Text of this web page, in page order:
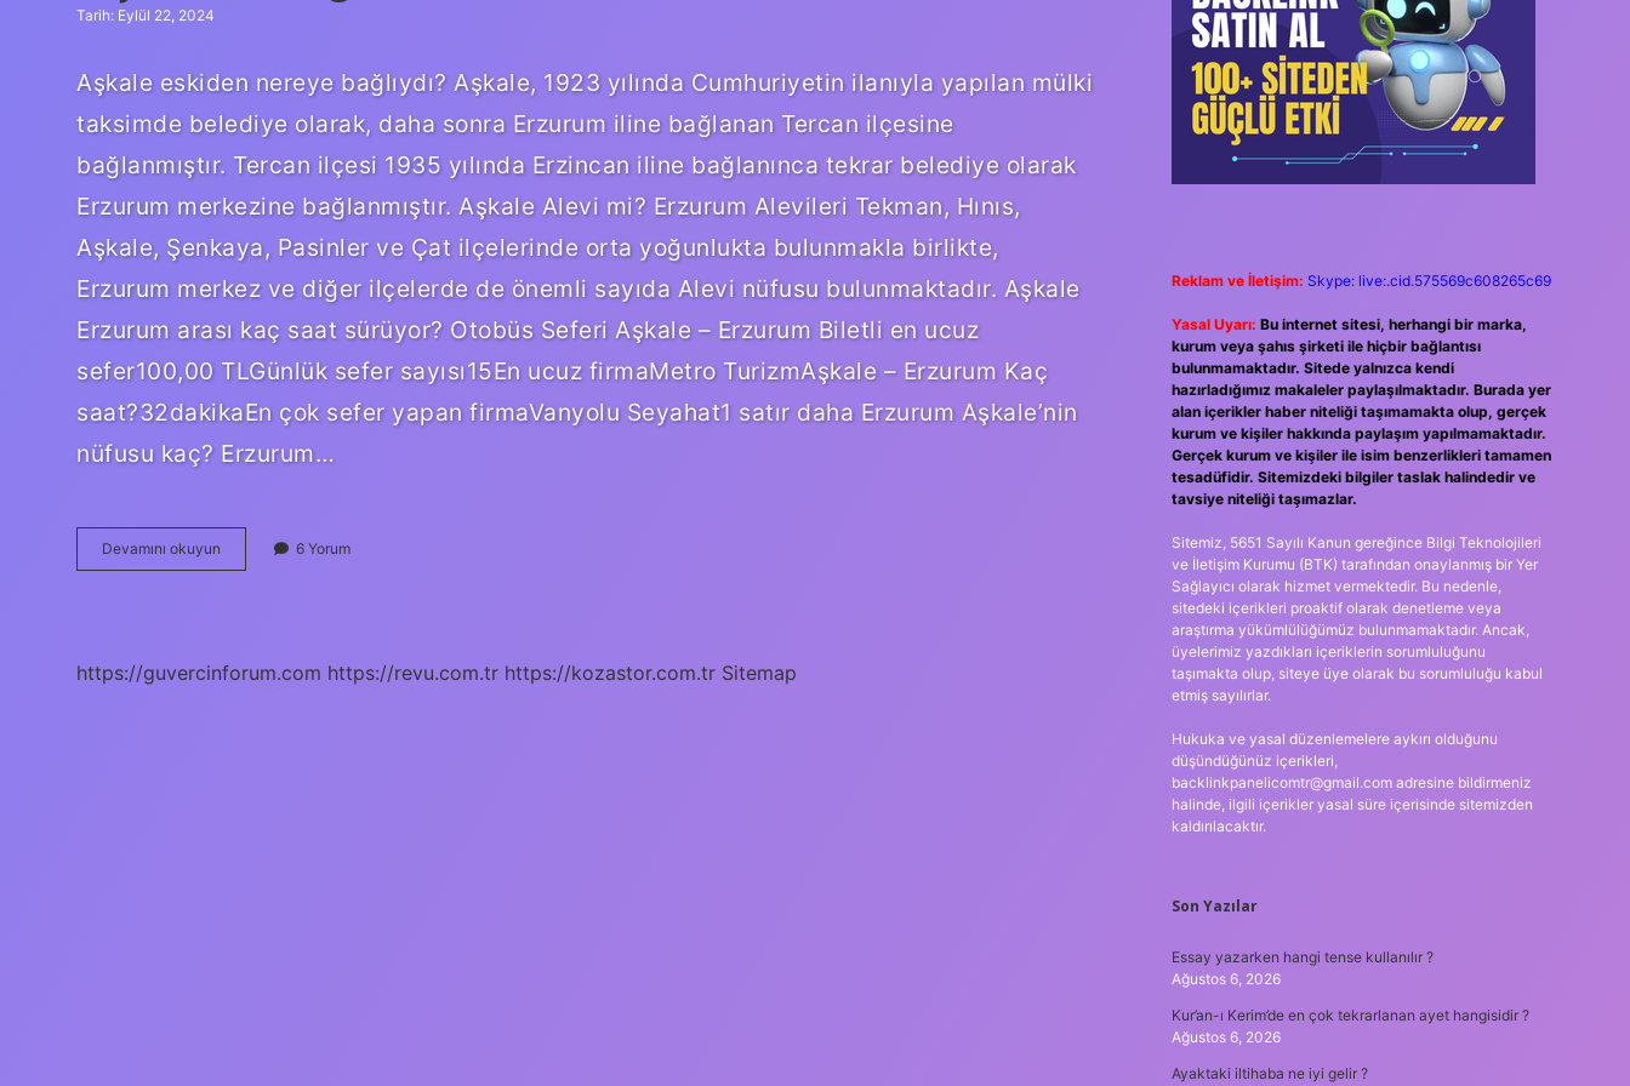
Tarih: Eylül 22, 2024
Aşkale eskiden nereye bağlıydı? Aşkale, 1923 yılında Cumhuriyetin ilanıyla yapılan mülki
taksimde belediye olarak, daha sonra Erzurum iline bağlanan Tercan ilçesine
bağlanmıştır. Tercan ilçesi 1935 yılında Erzincan iline bağlanınca tekrar belediye olarak
Erzurum merkezine bağlanmıştır. Aşkale Alevi mi? Erzurum Alevileri Tekman, Hınıs,
Aşkale, Şenkaya, Pasinler ve Çat ilçelerinde orta yoğunlukta bulunmakla birlikte,
Erzurum merkez ve diğer ilçelerde de önemli sayıda Alevi nüfusu bulunmaktadır. Aşkale
Erzurum arası kaç saat sürüyor? Otobüs Seferi Aşkale – Erzurum Biletli en ucuz
sefer100,00 TLGünlük sefer sayısı15En ucuz firmaMetro TurizmAşkale – Erzurum Kaç
saat?32dakikaEn çok sefer yapan firmaVanyolu Seyahat1 satır daha Erzurum Aşkale’nin
nüfusu kaç? Erzurum…
Devamını okuyun
Hangi
6 Yorum
https://guvercinforum.com https://revu.com.tr https://kozastor.com.tr Sitemap
Reklam ve İletişim: Skype: live:.cid.575569c608265c69
Yasal Uyarı: Bu internet sitesi, herhangi bir marka,
kurum veya şahıs şirketi ile hiçbir bağlantısı
bulunmamaktadır. Sitede yalnızca kendi
hazırladığımız makaleler paylaşılmaktadır. Burada yer
alan içerikler haber niteliği taşımamakta olup, gerçek
kurum ve kişiler hakkında paylaşım yapılmamaktadır.
Gerçek kurum ve kişiler ile isim benzerlikleri tamamen
tesadüfidir. Sitemizdeki bilgiler taslak halindedir ve
tavsiye niteliği taşımazlar.
Sitemiz, 5651 Sayılı Kanun gereğince Bilgi Teknolojileri
ve İletişim Kurumu (BTK) tarafından onaylanmış bir Yer
Sağlayıcı olarak hizmet vermektedir. Bu nedenle,
sitedeki içerikleri proaktif olarak denetleme veya
araştırma yükümlülüğümüz bulunmamaktadır. Ancak,
üyelerimiz yazdıkları içeriklerin sorumluluğunu
taşımakta olup, siteye üye olarak bu sorumluluğu kabul
etmiş sayılırlar.
Hukuka ve yasal düzenlemelere aykırı olduğunu
düşündüğünüz içerikleri,
backlinkpanelicomtr@gmail.comadresine bildirmeniz
halinde, ilgili içerikler yasal süre içerisinde sitemizden
kaldırılacaktır.
Son Yazılar
Essay yazarken hangi tense kullanılır ?
Ağustos 6, 2026
Kur’an-ı Kerim’de en çok tekrarlanan ayet hangisidir ?
Ağustos 6, 2026
Ayaktaki iltihaba ne iyi gelir ?